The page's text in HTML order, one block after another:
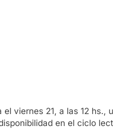
viernes 21, a las 12
en el ciclo